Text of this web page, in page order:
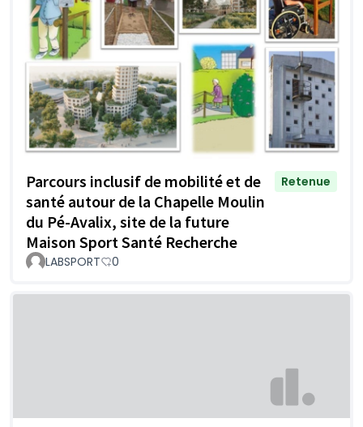
Parcours inclusif de mobilité et de
santé autour de la Chapelle Moulin
du Pé-Avalix, site de la future
Maison Sport Santé Recherche
Retenue
LABSPORT 0